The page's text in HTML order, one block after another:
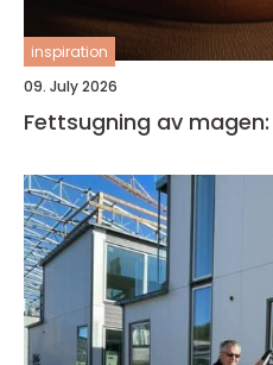
inspiration
09. July 2026
Fettsugning av